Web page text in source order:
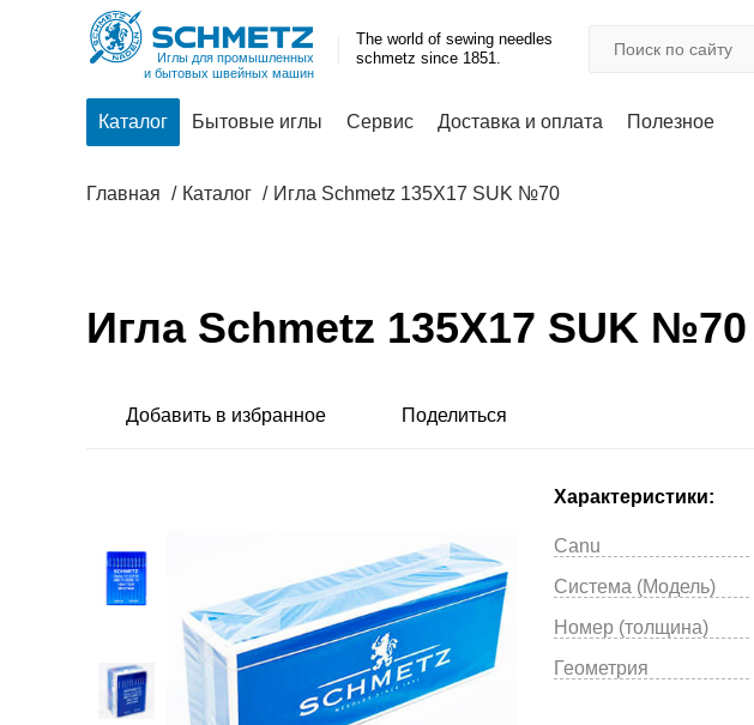
Иглы для промышленных
и бытовых швейных машин
The world of sewing needles
schmetz since 1851.
Каталог Бытовые иглы Сервис Доставка и оплата Полезное
Главная Каталог Игла Schmetz 135X17 SUK №70
Игла Schmetz 135X17 SUK №70
Характеристики:
Canu
Система (Модель)
Номер (толщина)
Геометрия